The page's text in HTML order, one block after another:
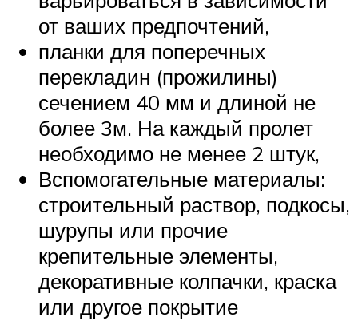
от ваших предпочтений,
планки для поперечных
перекладин (прожилины)
сечением 40 мм и длиной не
более 3м. На каждый пролет
необходимо не менее 2 штук,
Вспомогательные материалы:
строительный раствор, подкосы,
шурупы или прочие
крепительные элементы,
декоративные колпачки, краска
или другое покрытие